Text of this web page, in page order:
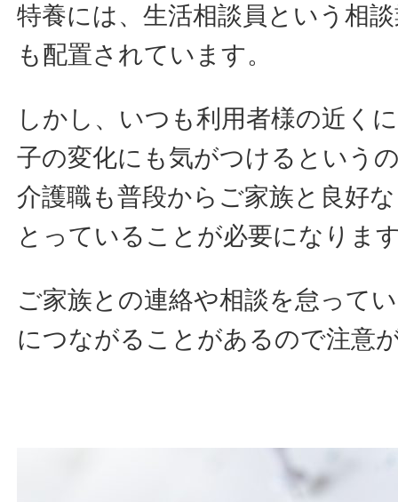
特養には、生活相談員という相
も配置されています。
しかし、いつも利用者様の近く
子の変化にも気がつけるという
介護職も普段からご家族と良好
とっていることが必要になりま
ご家族との連絡や相談を怠って
につながることがあるので注意